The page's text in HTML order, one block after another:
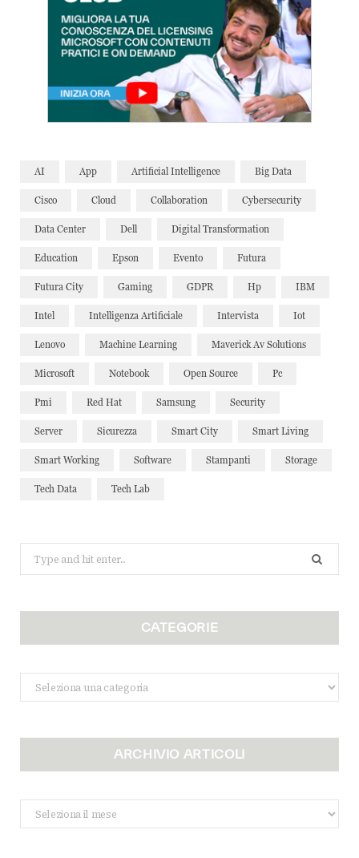
AI App Artificial Intelligence Big Data
Cisco Cloud Collaboration Cybersecurity
Data Center Dell Digital Transformation
Education Epson Evento Futura
Futura City Gaming GDPR Hp IBM
Intel Intelligenza Artificiale Intervista Iot
Lenovo Machine Learning Maverick Av Solutions
Microsoft Notebook Open Source Pc
Pmi Red Hat Samsung Security
Server Sicurezza Smart City Smart Living
Smart Working Software Stampanti Storage
Tech Data Tech Lab
for:
CATEGORIE
Categorie
ARCHIVIO ARTICOLI
Archivio
Articoli